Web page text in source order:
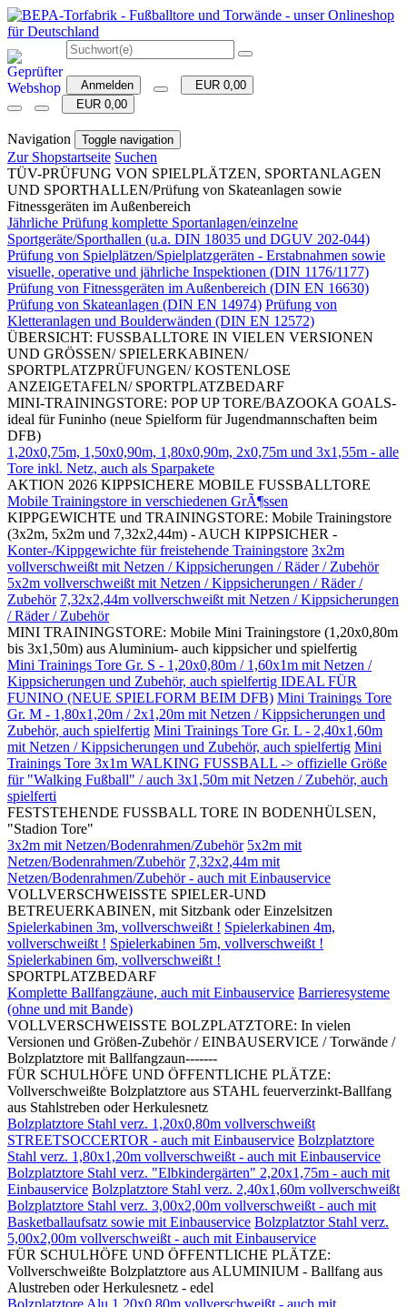
Anmelden
EUR 0,00
EUR 0,00
Navigation Toggle navigation
Zur Shopstartseite Suchen
TÜV-PRÜFUNG VON SPIELPLÄTZEN, SPORTANLAGEN
UND SPORTHALLEN/Prüfung von Skateanlagen sowie
Fitnessgeräten im Außenbereich
Jährliche Prüfung komplette Sportanlagen/einzelne
Sportgeräte/Sporthallen (u.a. DIN 18035 und DGUV 202-044)
Prüfung von Spielplätzen/Spielplatzgeräten - Erstabnahmen sowie
visuelle, operative und jährliche Inspektionen (DIN 1176/1177)
Prüfung von Fitnessgeräten im Außenbereich (DIN EN 16630)
Prüfung von Skateanlagen (DIN EN 14974) Prüfung von
Kletteranlagen und Boulderwänden (DIN EN 12572)
ÜBERSICHT: FUSSBALLTORE IN VIELEN VERSIONEN
UND GRÖSSEN/ SPIELERKABINEN/
SPORTPLATZPRÜFUNGEN/ KOSTENLOSE
ANZEIGETAFELN/ SPORTPLATZBEDARF
MINI-TRAININGSTORE: POP UP TORE/BAZOOKA GOALS-
ideal für Funinho (neue Spielform für Jugendmannschaften beim
DFB)
1,20x0,75m, 1,50x0,90m, 1,80x0,90m, 2x0,75m und 3x1,55m - alle
Tore inkl. Netz, auch als Sparpakete
AKTION 2026 KIPPSICHERE MOBILE FUSSBALLTORE
Mobile Trainingstore in verschiedenen GrÃ¶ssen
KIPPGEWICHTE und TRAININGSTORE: Mobile Trainingstore
(3x2m, 5x2m und 7,32x2,44m) - AUCH KIPPSICHER -
Konter-/Kippgewichte für freistehende Trainingstore 3x2m
vollverschweißt mit Netzen / Kippsicherungen / Räder / Zubehör
5x2m vollverschweißt mit Netzen / Kippsicherungen / Räder /
Zubehör 7,32x2,44m vollverschweißt mit Netzen / Kippsicherungen
/ Räder / Zubehör
MINI TRAININGSTORE: Mobile Mini Trainingstore (1,20x0,80m
bis 3x1,50m) aus Aluminium- auch kippsicher und spielfertig
Mini Trainings Tore Gr. S - 1,20x0,80m / 1,60x1m mit Netzen /
Kippsicherungen und Zubehör, auch spielfertig IDEAL FÜR
FUNINO (NEUE SPIELFORM BEIM DFB) Mini Trainings Tore
Gr. M - 1,80x1,20m / 2x1,20m mit Netzen / Kippsicherungen und
Zubehör, auch spielfertig Mini Trainings Tore Gr. L - 2,40x1,60m
mit Netzen / Kippsicherungen und Zubehör, auch spielfertig Mini
Trainings Tore 3x1m WALKING FUSSBALL -> offizielle Größe
für "Walking Fußball" / auch 3x1,50m mit Netzen / Zubehör, auch
spielferti
FESTSTEHENDE FUSSBALL TORE IN BODENHÜLSEN,
"Stadion Tore"
3x2m mit Netzen/Bodenrahmen/Zubehör 5x2m mit
Netzen/Bodenrahmen/Zubehör 7,32x2,44m mit
Netzen/Bodenrahmen/Zubehör - auch mit Einbauservice
VOLLVERSCHWEISSTE SPIELER-UND
BETREUERKABINEN, mit Sitzbank oder Einzelsitzen
Spielerkabinen 3m, vollverschweißt ! Spielerkabinen 4m,
vollverschweißt ! Spielerkabinen 5m, vollverschweißt !
Spielerkabinen 6m, vollverschweißt !
SPORTPLATZBEDARF
Komplette Ballfangzäune, auch mit Einbauservice Barrieresysteme
(ohne und mit Bande)
VOLLVERSCHWEISSTE BOLZPLATZTORE: In vielen
Versionen und Größen-Zubehör / EINBAUSERVICE / Torwände /
Bolzplatztore mit Ballfangzaun-------
FÜR SCHULHÖFE UND ÖFFENTLICHE PLÄTZE:
Vollverschweißte Bolzplatztore aus STAHL feuerverzinkt-Ballfang
aus Stahlstreben oder Herkulesnetz
Bolzplatztore Stahl verz. 1,20x0,80m vollverschweißt
STREETSOCCERTOR - auch mit Einbauservice Bolzplatztore
Stahl verz. 1,80x1,20m vollverschweißt - auch mit Einbauservice
Bolzplatztore Stahl verz. "Elbkindergärten" 2,20x1,75m - auch mit
Einbauservice Bolzplatztore Stahl verz. 2,40x1,60m vollverschweißt
Bolzplatztore Stahl verz. 3,00x2,00m vollverschweißt - auch mit
Basketballaufsatz sowie mit Einbauservice Bolzplatztor Stahl verz.
5,00x2,00m vollverschweißt - auch mit Einbauservice
FÜR SCHULHÖFE UND ÖFFENTLICHE PLÄTZE:
Vollverschweißte Bolzplatztore aus ALUMINIUM - Ballfang aus
Alustreben oder Herkulesnetz - edel
Bolzplatztore Alu 1,20x0,80m vollverschweißt - auch mit